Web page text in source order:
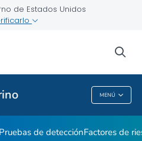
de Estados Unidos
MENÚ
Pruebas de detecciónFactores de